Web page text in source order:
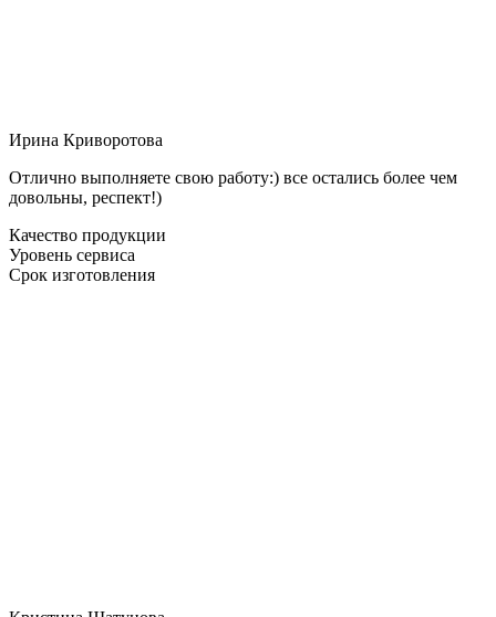
Ирина Криворотова
Отлично выполняете свою работу:) все остались более чем
довольны, респект!)
Качество продукции
Уровень сервиса
Срок изготовления